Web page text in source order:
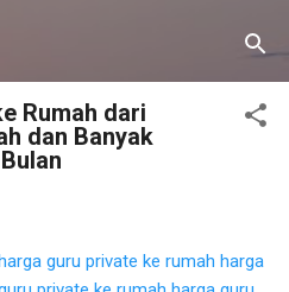
konten utama
Rumah dari
dan Banyak
guru private ke rumah harga